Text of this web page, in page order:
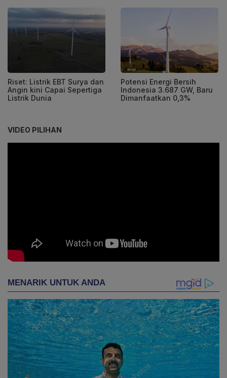
Riset: Listrik EBT Surya dan
Angin kini Capai Sepertiga
Listrik Dunia
Potensi Energi Bersih
Indonesia 3.687 GW, Baru
Dimanfaatkan 0,3%
VIDEO PILIHAN